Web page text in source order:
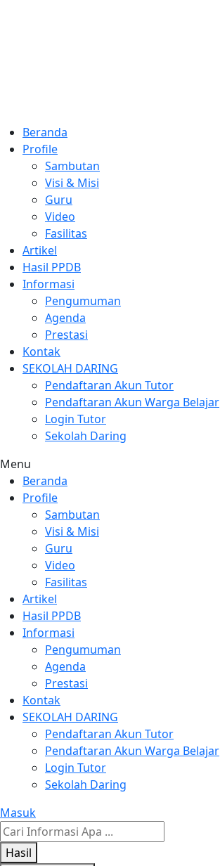
Beranda
Profile
Sambutan
Visi & Misi
Guru
Video
Fasilitas
Artikel
Hasil PPDB
Informasi
Pengumuman
Agenda
Prestasi
Kontak
SEKOLAH DARING
Pendaftaran Akun Tutor
Pendaftaran Akun Warga Belajar
Login Tutor
Sekolah Daring
Menu
Beranda
Profile
Sambutan
Visi & Misi
Guru
Video
Fasilitas
Artikel
Hasil PPDB
Informasi
Pengumuman
Agenda
Prestasi
Kontak
SEKOLAH DARING
Pendaftaran Akun Tutor
Pendaftaran Akun Warga Belajar
Login Tutor
Sekolah Daring
Masuk
Search
...Hasil